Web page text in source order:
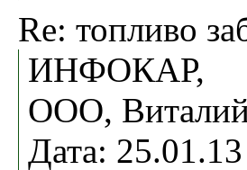
Re: топливо
ИНФОКАР,
ООО,
Дата: